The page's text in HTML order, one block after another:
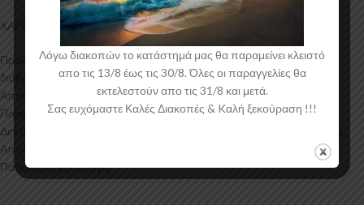
ΧΑΡΑΚΤΗΡΙΣΤΙΚΑ PLASTIDIP®
Προστατεύει τα επικαλυμμένα αντικείμενα από υγρασία, οξέα, τριβή,
διάβρωση και ολίσθηση και παρέχει άνετο, ελεγχόμενο κράτημα.
Αποσπώμενο και αφαιρούμενο από τις περισσότερες επιφάνειες.
Παραμένει ελαστικό με την πάροδο του χρόνου.
Δεν θα σπάσει ούτε θα γίνει εύθραυστο σε ακραίες καιρικές συνθήκες.
Αποδεδειγμένο σε θερμοκρασίες από -36 έως +93 βαθμούς κελσίου!
Πανεύκολη εφαρμογή!
Λόγω διακοπών το κατάστημά μας θα παραμείνει κλειστό
απο τις 13/8 έως τις 30/8. Όλες οι παραγγελίες θα
εκτελεστούν απο τις 31/8 και μετά.
Σας ευχόμαστε Καλές Διακοπές & Kαλή ξεκούραση !!!